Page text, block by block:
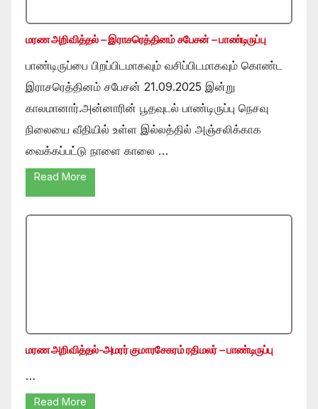
மரண அறிவித்தல் – இராசரெத்தினம் சபேசன் – பாண்டிருப்பு
பாண்டிருப்பை பிறப்பிடமாகவும் வசிப்பிடமாகவும் கொண்ட
இராசரெத்தினம் சபேசன் 21.09.2025 இன்று
காலமானார்.அன்னாரின் பூதவுடல் பாண்டிருப்பு நெசவு
நிலையை வீதியில் உள்ள இல்லத்தில் அஞ்சலிக்காக
வைக்கப்பட்டு நாளை காலை …
Read More
மரண அறிவித்தல்-அமரர் குமாரசேகரம் ரதிமலர் – பாண்டிருப்பு
…
Read More